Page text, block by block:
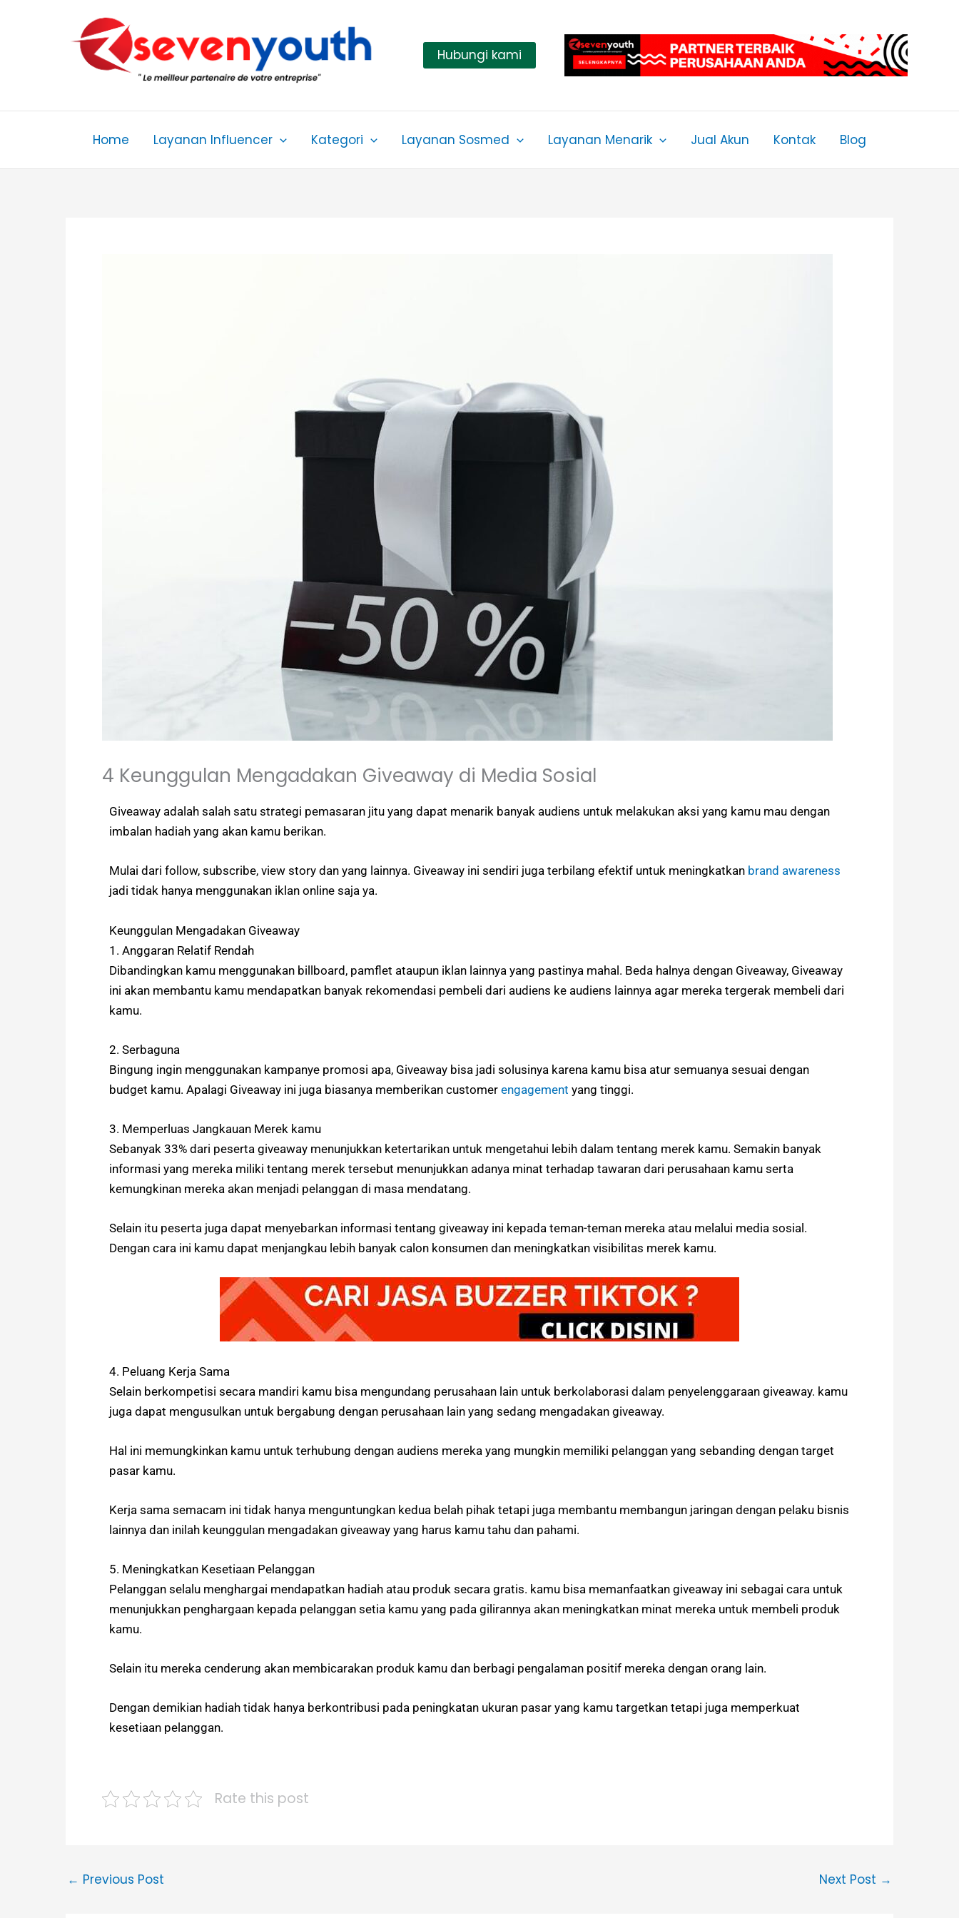
Hubungi kami
Home Layanan Influencer Kategori Layanan Sosmed Layanan Menarik Jual Akun Kontak Blog
4 Keunggulan Mengadakan Giveaway di Media Sosial
Giveaway adalah salah satu strategi pemasaran jitu yang dapat menarik banyak audiens untuk melakukan aksi yang kamu mau dengan
imbalan hadiah yang akan kamu berikan.
Mulai dari follow, subscribe, view story dan yang lainnya. Giveaway ini sendiri juga terbilang efektif untuk meningkatkan brand awareness
jadi tidak hanya menggunakan iklan online saja ya.
Keunggulan Mengadakan Giveaway
1. Anggaran Relatif Rendah
Dibandingkan kamu menggunakan billboard, pamflet ataupun iklan lainnya yang pastinya mahal. Beda halnya dengan Giveaway, Giveaway
ini akan membantu kamu mendapatkan banyak rekomendasi pembeli dari audiens ke audiens lainnya agar mereka tergerak membeli dari
kamu.
2. Serbaguna
Bingung ingin menggunakan kampanye promosi apa, Giveaway bisa jadi solusinya karena kamu bisa atur semuanya sesuai dengan
budget kamu. Apalagi Giveaway ini juga biasanya memberikan customer engagement yang tinggi.
3. Memperluas Jangkauan Merek kamu
Sebanyak 33% dari peserta giveaway menunjukkan ketertarikan untuk mengetahui lebih dalam tentang merek kamu. Semakin banyak
informasi yang mereka miliki tentang merek tersebut menunjukkan adanya minat terhadap tawaran dari perusahaan kamu serta
kemungkinan mereka akan menjadi pelanggan di masa mendatang.
Selain itu peserta juga dapat menyebarkan informasi tentang giveaway ini kepada teman-teman mereka atau melalui media sosial.
Dengan cara ini kamu dapat menjangkau lebih banyak calon konsumen dan meningkatkan visibilitas merek kamu.
4. Peluang Kerja Sama
Selain berkompetisi secara mandiri kamu bisa mengundang perusahaan lain untuk berkolaborasi dalam penyelenggaraan giveaway. kamu
juga dapat mengusulkan untuk bergabung dengan perusahaan lain yang sedang mengadakan giveaway.
Hal ini memungkinkan kamu untuk terhubung dengan audiens mereka yang mungkin memiliki pelanggan yang sebanding dengan target
pasar kamu.
Kerja sama semacam ini tidak hanya menguntungkan kedua belah pihak tetapi juga membantu membangun jaringan dengan pelaku bisnis
lainnya dan inilah keunggulan mengadakan giveaway yang harus kamu tahu dan pahami.
5. Meningkatkan Kesetiaan Pelanggan
Pelanggan selalu menghargai mendapatkan hadiah atau produk secara gratis. kamu bisa memanfaatkan giveaway ini sebagai cara untuk
menunjukkan penghargaan kepada pelanggan setia kamu yang pada gilirannya akan meningkatkan minat mereka untuk membeli produk
kamu.
Selain itu mereka cenderung akan membicarakan produk kamu dan berbagi pengalaman positif mereka dengan orang lain.
Dengan demikian hadiah tidak hanya berkontribusi pada peningkatan ukuran pasar yang kamu targetkan tetapi juga memperkuat
kesetiaan pelanggan.
Rate this post
← Previous Post Next Post →